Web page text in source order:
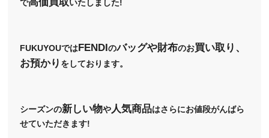
で いたしました!
FUKUYOUではFENDIのバッグや財布のお買い取り、
お預かり をしております。
シーズンの新しい物や人気商品はさらにお値段がんばら
せていただきます!